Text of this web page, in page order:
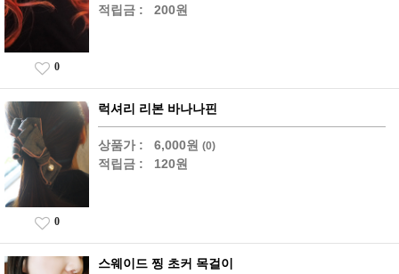
적립금 : 200원
0
럭셔리 리본 바나나핀
상품가 : 6,000원 (0)
적립금 : 120원
0
스웨이드 찡 초커 목걸이